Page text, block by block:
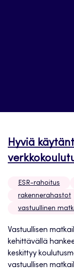
Hyviä
ESR-rahoitus
rakennerahastot
vastuullinen
Vastuullisen
kehittävällä
keskittyy
vastuullisen